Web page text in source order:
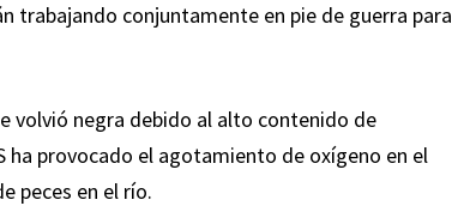
trabajando conjuntamente en pie de guerra para
volvió negra debido al alto contenido de
ha provocado el agotamiento de oxígeno en el
peces en el río.